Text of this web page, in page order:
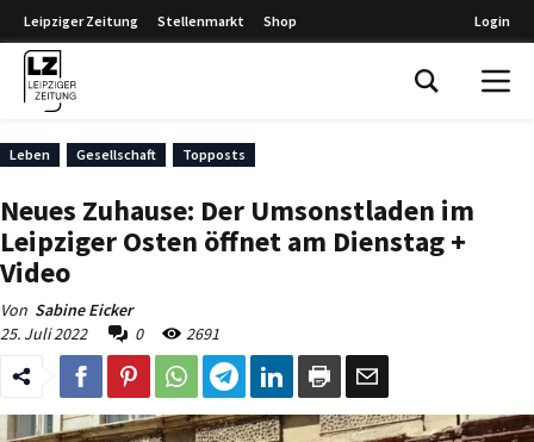
Leipziger Zeitung Stellenmarkt Shop Login
Leben Gesellschaft Topposts
Neues Zuhause: Der Umsonstladen im
Leipziger Osten öffnet am Dienstag +
Video
Von Sabine Eicker
25. Juli 2022
0 2691